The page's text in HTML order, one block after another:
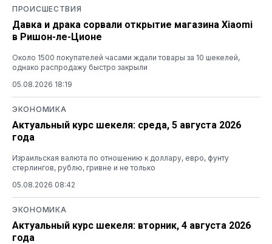
ПРОИСШЕСТВИЯ
Давка и драка сорвали открытие магазина Xiaomi
в Ришон-ле-Ционе
Около 1500 покупателей часами ждали товары за 10 шекелей,
однако распродажу быстро закрыли
05.08.2026 18:19
ЭКОНОМИКА
Актуальный курс шекеля: среда, 5 августа 2026
года
Израильская валюта по отношению к доллару, евро, фунту
стерлингов, рублю, гривне и не только
05.08.2026 08:42
ЭКОНОМИКА
Актуальный курс шекеля: вторник, 4 августа 2026
года